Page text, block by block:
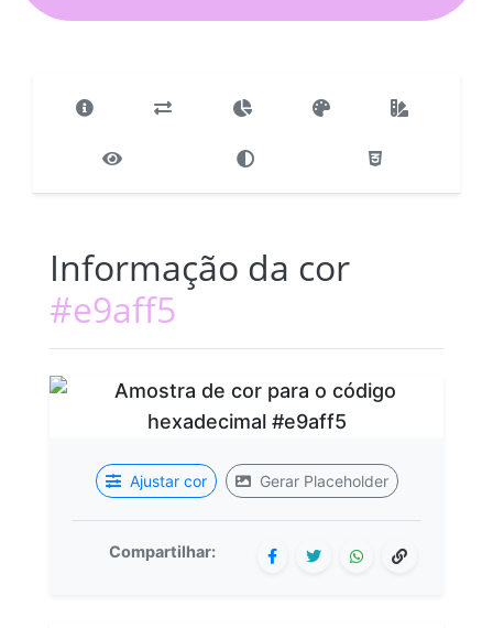
Informação da cor
#e9aff5
Ajustar cor Gerar Placeholder
Compartilhar: